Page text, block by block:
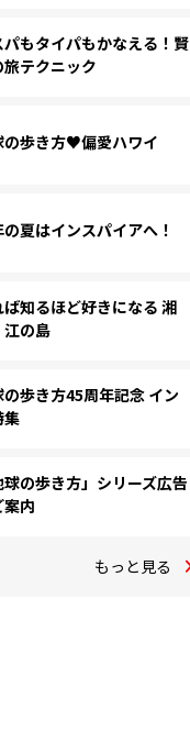
パもタイパもかなえる！賢
旅テクニック
の歩き方♥偏愛ハワイ
夏はインスパイアへ！
ば知るほど好きになる 湘
江の島
の歩き方45周年記念 イン
集
球の歩き方」シリーズ広告
案内
もっと見る